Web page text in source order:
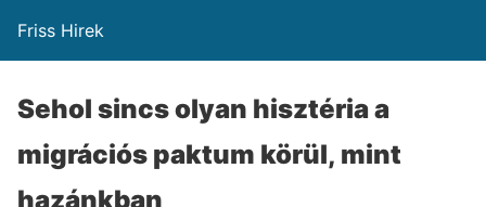
Friss Hirek
Sehol sincs olyan hisztéria a
migrációs paktum körül, mint
hazánkban